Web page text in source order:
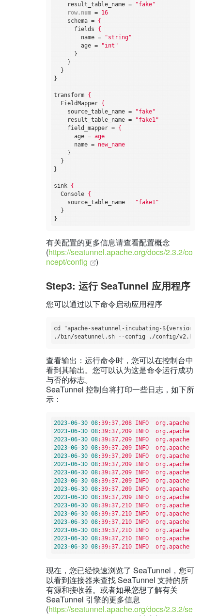
result_table_name =
"fake"
row.num = 16
schema = {
fields
{
name =
"string"
age =
"int"
}
}
}
}
transform {
FieldMapper {
source_table_name =
"fake"
result_table_name =
"fake1"
field_mapper = {
age = age
name = new_name
}
}
}
sink {
Console {
source_table_name =
"fake1"
}
}
有关配置的更多信息请查看配置概念
(https://seatunnel.apache.org/docs/2.3.2/co
ncept/config
)
Step3: 运行 SeaTunnel 应用程序
您可以通过以下命令启动应用程序
cd "apache-seatunnel-incubating-${version}"
查看输出：运行命令时，您可以在控制台中
看到其输出。您可以认为这是命令运行成功
与否的标志。
SeaTunnel 控制台将打印一些日志，如下所
示：
2023-06-30 08:39:37,208 INFO
2023-06-30 08:39:37,209 INFO
2023-06-30 08:39:37,209 INFO
2023-06-30 08:39:37,209 INFO
2023-06-30 08:39:37,209 INFO
2023-06-30 08:39:37,209 INFO
2023-06-30 08:39:37,209 INFO
2023-06-30 08:39:37,209 INFO
2023-06-30 08:39:37,209 INFO
2023-06-30 08:39:37,209 INFO
2023-06-30 08:39:37,210 INFO
2023-06-30 08:39:37,210 INFO
2023-06-30 08:39:37,210 INFO
2023-06-30 08:39:37,210 INFO
2023-06-30 08:39:37,210 INFO
2023-06-30 08:39:37,210 INFO
现在，您已经快速浏览了 SeaTunnel，您可
以看到连接器来查找 SeaTunnel 支持的所
有源和接收器。或者如果您想了解有关
SeaTunnel 引擎的更多信息
(https://seatunnel.apache.org/docs/2.3.2/se